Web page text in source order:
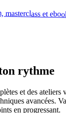
masterclass et
rythme
et des ateliers
avancées.
en progressant.